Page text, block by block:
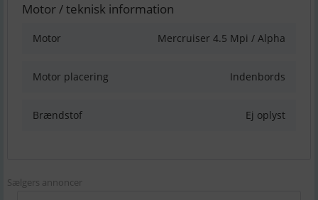
Motor / teknisk information
Motor Mercruiser 4.5 Mpi / Alpha
Motor placering Indenbords
Brændstof Ej oplyst
Sælgers annoncer